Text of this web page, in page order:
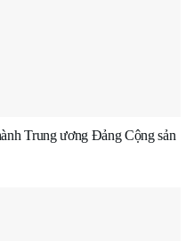
Trung ương Đảng Cộng sản